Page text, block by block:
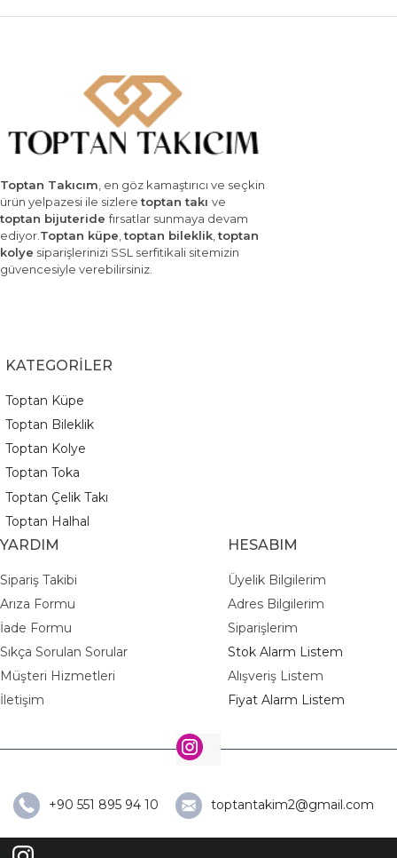
Toptan Takıcım , en göz kamaştırıcı ve seçkin
ürün yelpazesi ile sizleretoptan takı ve
toptan bijuteridefırsatlar sunmaya devam
ediyor. Toptan küpe ,toptan bileklik ,toptan
kolye siparişlerinizi SSL serfitikali sitemizin
güvencesiyle verebilirsiniz.
KATEGORİLER
Toptan Küpe
Toptan Bileklik
Toptan Kolye
Toptan Toka
Toptan Çelik Takı
Toptan Halhal
YARDIM
Sipariş Takibi
Arıza Formu
İade Formu
Sıkça Sorulan Sorular
Müşteri Hizmetleri
İletişim
HESABIM
Üyelik Bilgilerim
Adres Bilgilerim
Siparişlerim
Stok Alarm Listem
Alışveriş Listem
Fiyat Alarm Listem
+90 551 895 94 10 toptantakim2@gmail.com